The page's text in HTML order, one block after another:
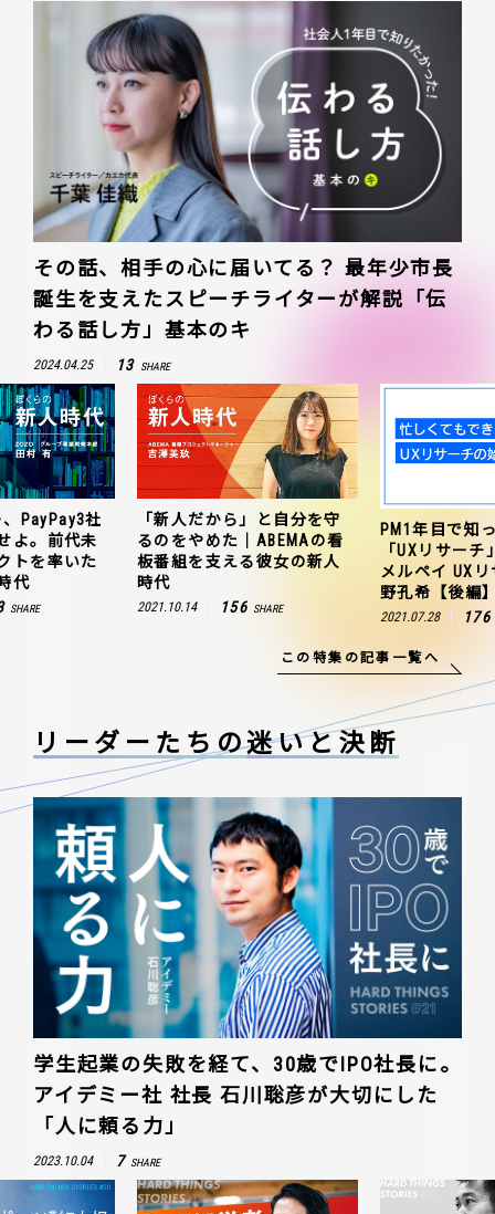
その話、相手の心に届いてる？ 最年少市長
誕生を支えたスピーチライターが解説「伝
わる話し方」基本のキ
2024.04.25 13 SHARE
PayPay3社
よ。前代未
トを率いた
代
SHARE
「新人だから」と自分を守
るのをやめた｜ABEMAの看
板番組を支える彼女の新人
時代
2021.10.14 156 SHARE
PM1年目で知
「UXリサー
メルペイ UX
野孔希【後編
2021.07.28 176
この特集の記事一覧へ
リーダーたちの迷いと決断
学生起業の失敗を経て、30歳でIPO社長に。
アイデミー社 社長 石川聡彦が大切にした
「人に頼る力」
2023.10.04 7 SHARE